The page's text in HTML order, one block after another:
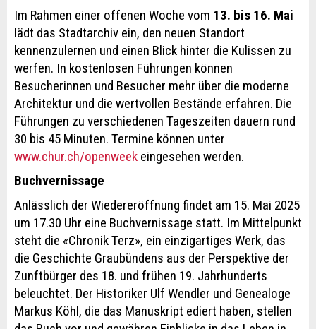
Im Rahmen einer offenen Woche vom 13. bis 16. Mai
lädt das Stadtarchiv ein, den neuen Standort
kennenzulernen und einen Blick hinter die Kulissen zu
werfen. In kostenlosen Führungen können
Besucherinnen und Besucher mehr über die moderne
Architektur und die wertvollen Bestände erfahren. Die
Führungen zu verschiedenen Tageszeiten dauern rund
30 bis 45 Minuten. Termine können unter
www.chur.ch/openweek eingesehen werden.
Buchvernissage
Anlässlich der Wiedereröffnung findet am 15. Mai 2025
um 17.30 Uhr eine Buchvernissage statt. Im Mittelpunkt
steht die «Chronik Terz», ein einzigartiges Werk, das
die Geschichte Graubündens aus der Perspektive der
Zunftbürger des 18. und frühen 19. Jahrhunderts
beleuchtet. Der Historiker Ulf Wendler und Genealoge
Markus Köhl, die das Manuskript ediert haben, stellen